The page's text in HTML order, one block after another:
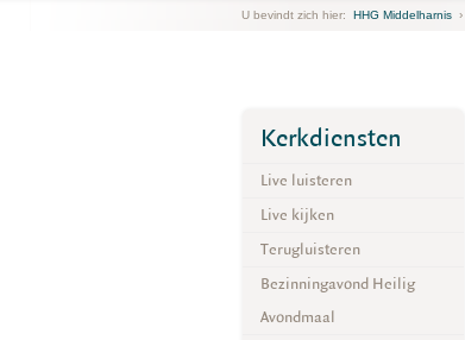
U bevindt zich hier: HHG Middelharnis ›
Kerkdiensten
Live luisteren
Live kijken
Terugluisteren
Bezinningavond Heilig
Avondmaal